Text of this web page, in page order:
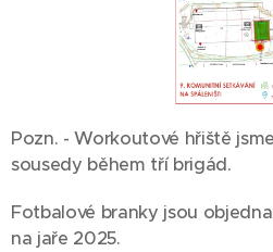
Pozn. - Workoutové hřiště
sousedy během tří brigád.
Fotbalové branky jsou
na jaře 2025.